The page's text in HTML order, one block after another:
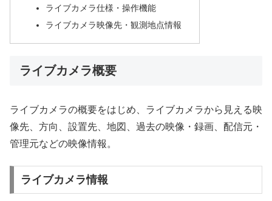
ライブカメラ仕様・操作機能
ライブカメラ映像先・観測地点情報
ライブカメラ概要
ライブカメラの概要をはじめ、ライブカメラから見える映
像先、方向、設置先、地図、過去の映像・録画、配信元・
管理元などの映像情報。
ライブカメラ情報